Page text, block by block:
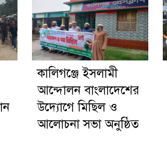
কালিগঞ্জে ইসলামী
আন্দোলন বাংলাদেশের
উদ্যোগে মিছিল ও
আলোচনা সভা অনুষ্ঠিত